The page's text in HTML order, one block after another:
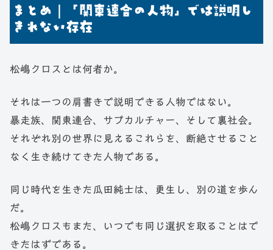
まとめ｜「関東連合の人物」では説明し
きれない存在
松嶋クロスとは何者か。
それは一つの肩書きで説明できる人物ではない。
暴走族、関東連合、サブカルチャー、そして裏社会。
それぞれ別の世界に見えるこれらを、断絶させること
なく生き続けてきた人物である。
同じ時代を生きた瓜田純士は、更生し、別の道を歩ん
だ。
松嶋クロスもまた、いつでも同じ選択を取ることはで
きたはずである。